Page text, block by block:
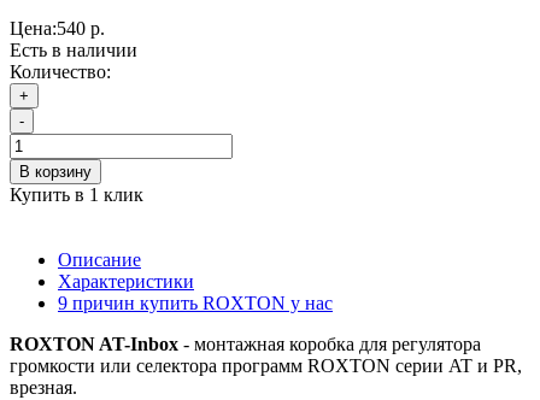
Цена:540 р.
Есть в наличии
Количество:
+
-
В корзину
Купить в 1 клик
Описание
Характеристики
9 причин купить ROXTON у нас
ROXTON AT-Inbox - монтажная коробка для регулятора
громкости или селектора программ ROXTON серии AT и PR,
врезная.